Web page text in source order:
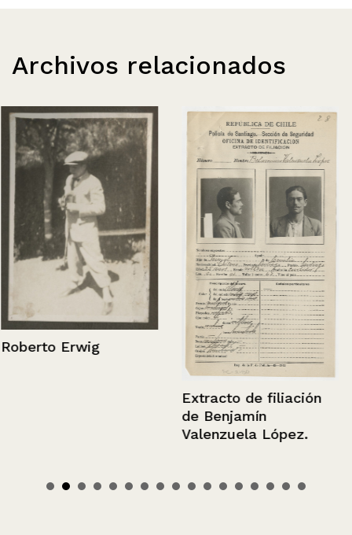
Archivos relacionados
Roberto Erwig
Extracto de filiación
de Benjamín
Valenzuela López.